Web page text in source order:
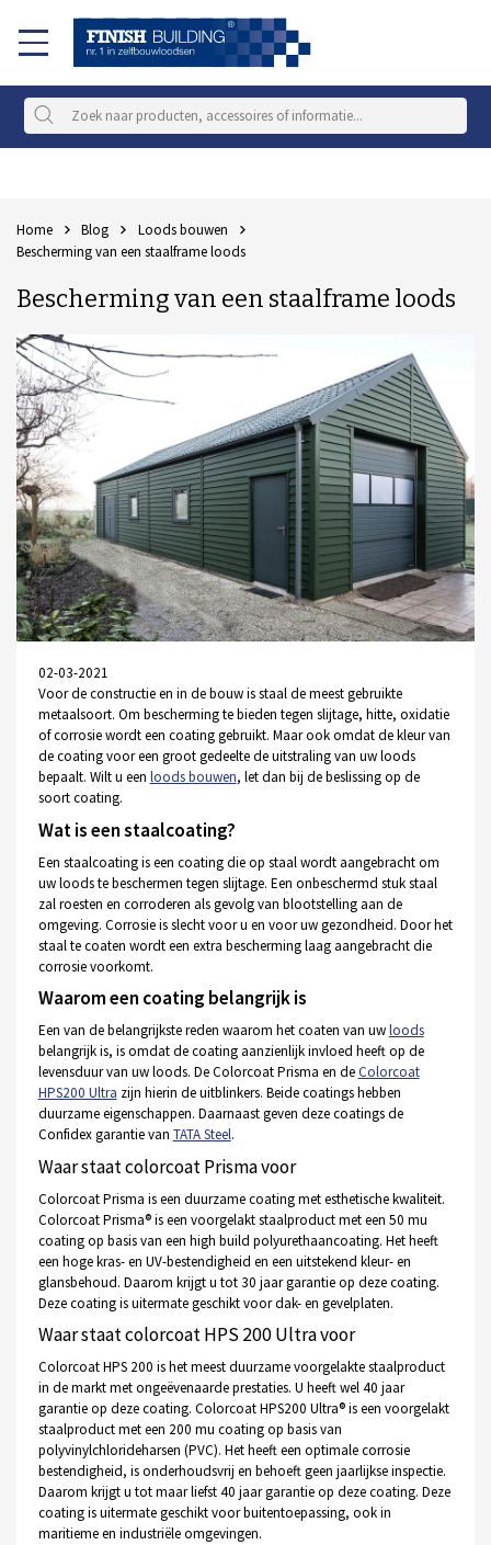
Home Blog
Loods bouwen
Bescherming van een staalframe loods
Bescherming van een staalframe loods
02-03-2021
Voor de constructie en in de bouw is staal de meest gebruikte
metaalsoort. Om bescherming te bieden tegen slijtage, hitte, oxidatie
of corrosie wordt een coating gebruikt. Maar ook omdat de kleur van
de coating voor een groot gedeelte de uitstraling van uw loods
bepaalt. Wilt u een loods bouwen, let dan bij de beslissing op de
soort coating.
Wat is een staalcoating?
Een staalcoating is een coating die op staal wordt aangebracht om
uw loods te beschermen tegen slijtage. Een onbeschermd stuk staal
zal roesten en corroderen als gevolg van blootstelling aan de
omgeving. Corrosie is slecht voor u en voor uw gezondheid. Door het
staal te coaten wordt een extra bescherming laag aangebracht die
corrosie voorkomt.
Waarom een coating belangrijk is
Een van de belangrijkste reden waarom het coaten van uwloods
belangrijk is, is omdat de coating aanzienlijk invloed heeft op de
levensduur van uw loods. De Colorcoat Prisma en deColorcoat
HPS200 Ultra zijn hierin de uitblinkers. Beide coatings hebben
duurzame eigenschappen. Daarnaast geven deze coatings de
Confidex garantie van TATA Steel.
Waar staat colorcoat Prisma voor
Colorcoat Prisma is een duurzame coating met esthetische kwaliteit.
Colorcoat Prisma® is een voorgelakt staalproduct met een 50 mu
coating op basis van een high build polyurethaancoating. Het heeft
een hoge kras- en UV-bestendigheid en een uitstekend kleur- en
glansbehoud. Daarom krijgt u tot 30 jaar garantie op deze coating.
Deze coating is uitermate geschikt voor dak- en gevelplaten.
Waar staat colorcoat HPS 200 Ultra voor
Colorcoat HPS 200 is het meest duurzame voorgelakte staalproduct
in de markt met ongeëvenaarde prestaties. U heeft wel 40 jaar
garantie op deze coating. Colorcoat HPS200 Ultra® is een voorgelakt
staalproduct met een 200 mu coating op basis van
polyvinylchlorideharsen (PVC). Het heeft een optimale corrosie
bestendigheid, is onderhoudsvrij en behoeft geen jaarlijkse inspectie.
Daarom krijgt u tot maar liefst 40 jaar garantie op deze coating. Deze
coating is uitermate geschikt voor buitentoepassing, ook in
maritieme en industriële omgevingen.